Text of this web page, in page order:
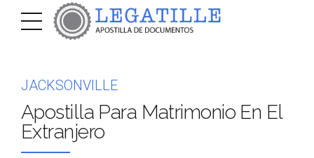
JACKSONVILLE
Apostilla Para Matrimonio En El
Extranjero